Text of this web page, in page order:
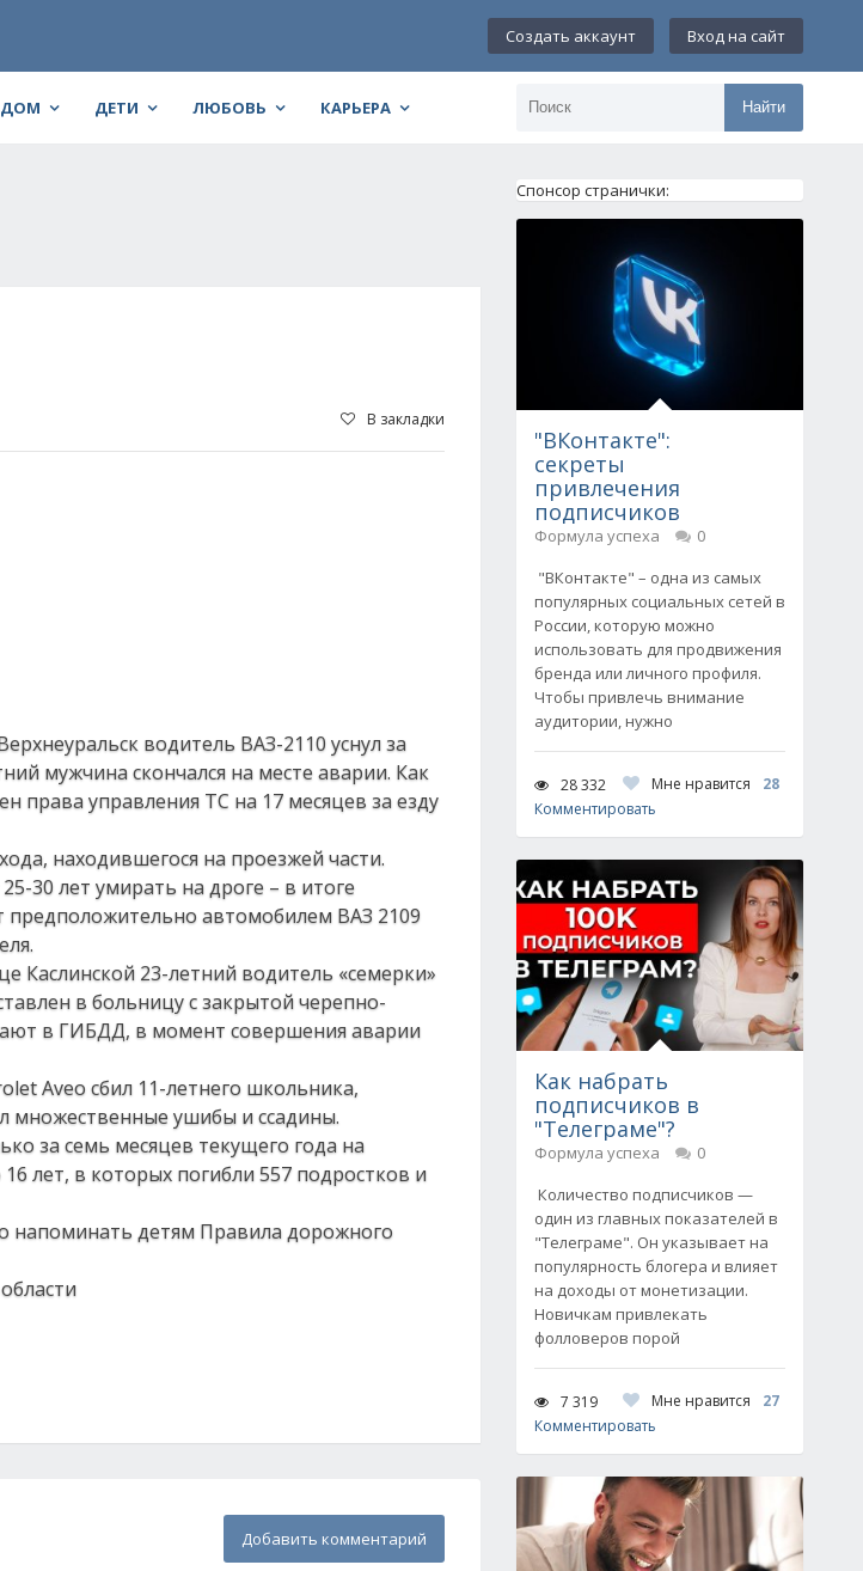
Создать аккаунт Вход на сайт
ДОМ ДЕТИ ЛЮБОВЬ КАРЬЕРА Найти
В закладки
водитель ВАЗ-2110 уснул за
мужчина скончался на месте аварии. Как
права управления ТС на 17 месяцев за езду
находившегося на проезжей части.
30 лет умирать на дроге – в итоге
предположительно автомобилем ВАЗ 2109
Каслинской 23-летний водитель «семерки»
в больницу с закрытой черепно-
в ГИБДД, в момент совершения аварии
Aveo сбил 11-летнего школьника,
множественные ушибы и ссадины.
за семь месяцев текущего года на
лет, в которых погибли 557 подростков и
напоминать детям Правила дорожного
Добавить комментарий
Спонсор странички:
"ВКонтакте":
секреты
привлечения
подписчиков
Формула успеха
0
"ВКонтакте" – одна из самых
популярных социальных сетей в
России, которую можно
использовать для продвижения
бренда или личного профиля.
Чтобы привлечь внимание
аудитории, нужно
28 332 Мне нравится
28
Комментировать
Как набрать
подписчиков в
"Телеграме"?
Формула успеха
0
Количество подписчиков —
один из главных показателей в
"Телеграме". Он указывает на
популярность блогера и влияет
на доходы от монетизации.
Новичкам привлекать
фолловеров порой
7 319 Мне нравится
27
Комментировать